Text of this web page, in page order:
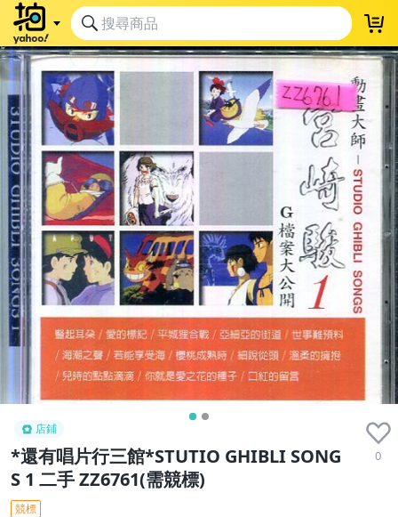
店鋪
*還有唱片行三館*STUTIO GHIBLI SONG
S 1 二手 ZZ6761(需競標)
0
競標